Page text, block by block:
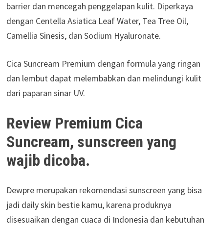
barrier dan mencegah penggelapan kulit. Diperkaya
dengan Centella Asiatica Leaf Water, Tea Tree Oil,
Camellia Sinesis, dan Sodium Hyaluronate.
Cica Suncream Premium dengan formula yang ringan
dan lembut dapat melembabkan dan melindungi kulit
dari paparan sinar UV.
Review Premium Cica
Suncream, sunscreen yang
wajib dicoba.
Dewpre merupakan rekomendasi sunscreen yang bisa
jadi daily skin bestie kamu, karena produknya
disesuaikan dengan cuaca di Indonesia dan kebutuhan